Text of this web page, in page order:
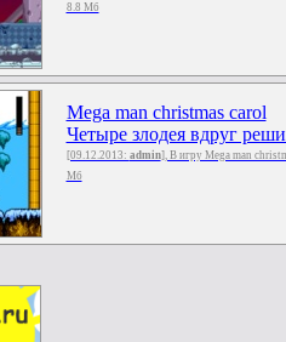
8.8 Мб
Mega man christmas carol
Четыре злодея вдруг
[09.12.2013: admin], В игру Mega man
Мб